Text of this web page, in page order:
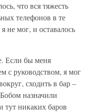
что вся тяжесть
телефонов в те
не мог, и оставалось
Если бы меня
с руководством, я мог
сходить в бар –
назначили
тут никаких баров